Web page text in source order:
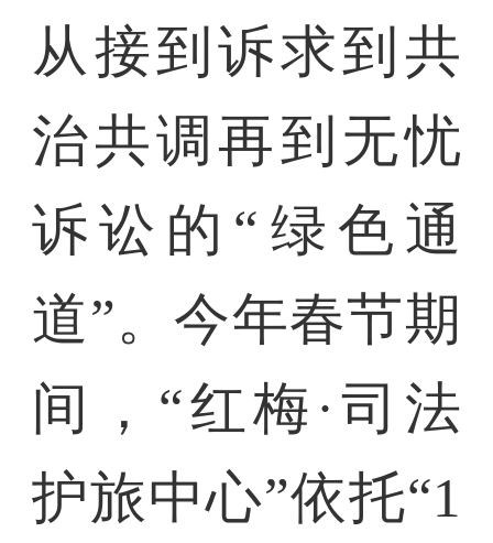
从接到诉求到共
治共调再到无忧
诉讼的“绿色通
道”。今年春节期
间，“红梅·司法
护旅中心”依托“1